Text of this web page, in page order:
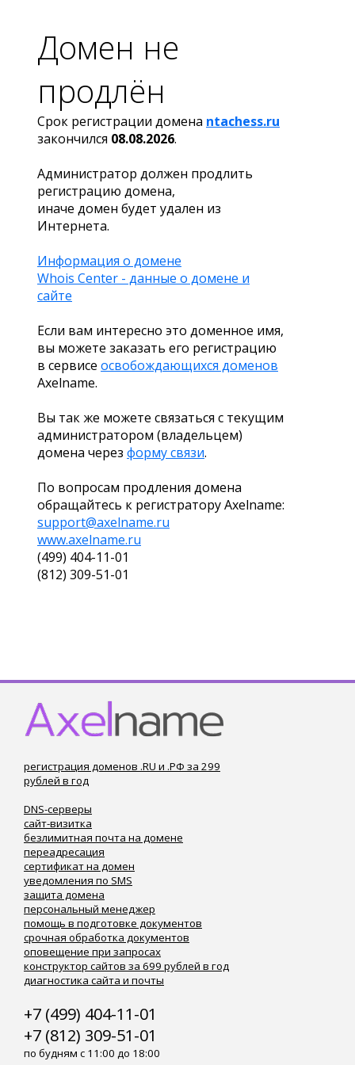
Домен не
продлён
Срок регистрации домена ntachess.ru
закончился 08.08.2026.
Администратор должен продлить
регистрацию домена,
иначе домен будет удален из
Интернета.
Информация о домене
Whois Center - данные о домене и
сайте
Если вам интересно это доменное имя,
вы можете заказать его регистрацию
в сервисе освобождающихся доменов
Axelname.
Вы так же можете связаться с текущим
администратором (владельцем)
домена через форму связи.
По вопросам продления домена
обращайтесь к регистратору Axelname:
support@axelname.ru
www.axelname.ru
(499) 404-11-01
(812) 309-51-01
регистрация доменов .RU и .РФ за 299
рублей в год
DNS-серверы
сайт-визитка
безлимитная почта на домене
переадресация
сертификат на домен
уведомления по SMS
защита домена
персональный менеджер
помощь в подготовке документов
срочная обработка документов
оповещение при запросах
конструктор сайтов за 699 рублей в год
диагностика сайта и почты
+7 (499) 404-11-01
+7 (812) 309-51-01
по будням с 11:00 до 18:00